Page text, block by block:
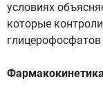
условиях
которые